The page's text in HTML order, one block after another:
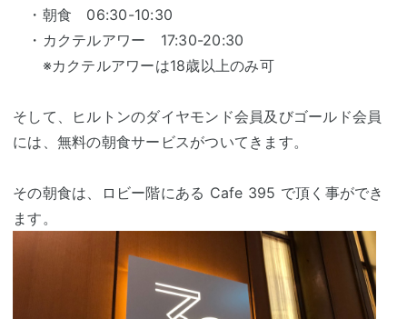
・朝食 06:30-10:30
・カクテルアワー 17:30-20:30
※カクテルアワーは18歳以上のみ可
そして、ヒルトンのダイヤモンド会員及びゴールド会員
には、無料の朝食サービスがついてきます。
その朝食は、ロビー階にある Cafe 395 で頂く事ができ
ます。